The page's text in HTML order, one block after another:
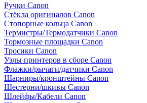
Ручки Canon
Стёкла оригиналов Canon
Стопорные кольца Canon
Термистры/Термодатчики Canon
Тормозные площадки Canon
Тросики Canon
Узлы принтеров в сборе Canon
Флажки/рычаги/датчики Canon
Шарниры/кронштейны Canon
Шестерни/шкивы Canon
Шлейфы/Кабели Canon